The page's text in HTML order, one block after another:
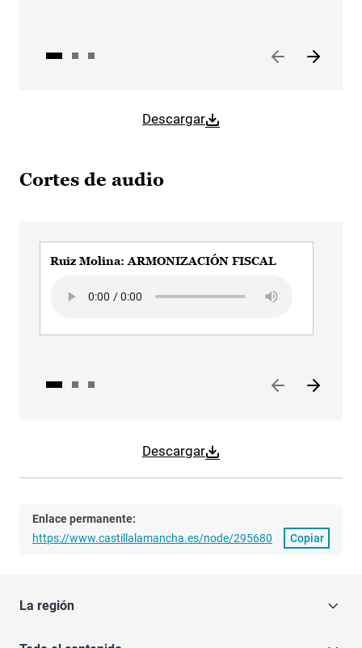
Descargar
Cortes de audio
Descargar
Ruiz Molina: ARMONIZACIÓN FISCAL
Enlace permanente:
https://www.castillalamancha.es/node/295680
Copiar
La región